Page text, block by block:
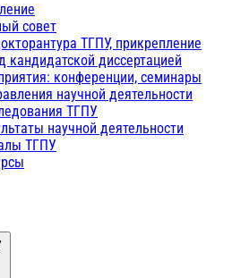
совет
ТГПУ, прикрепление
кандидатской диссертацией
конференции, семинары
научной деятельности
ТГПУ
научной деятельности
ТГПУ